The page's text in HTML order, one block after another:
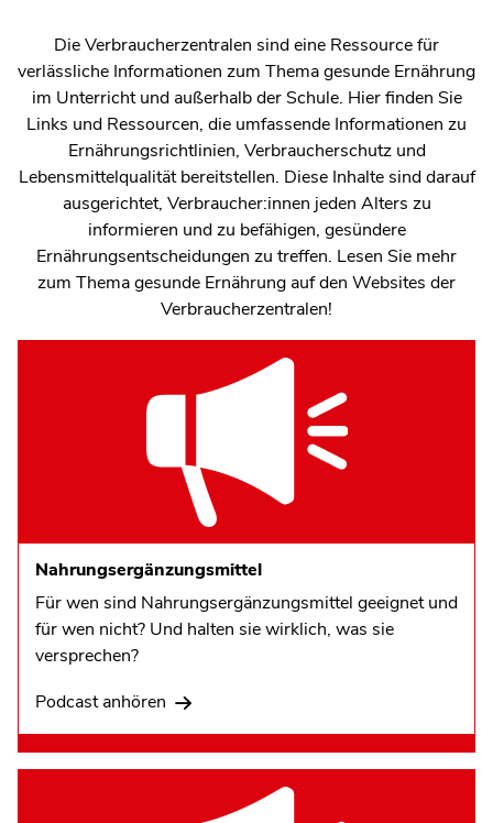
Die Verbraucherzentralen sind eine Ressource für
verlässliche Informationen zum Thema gesunde Ernährung
im Unterricht und außerhalb der Schule. Hier finden Sie
Links und Ressourcen, die umfassende Informationen zu
Ernährungsrichtlinien, Verbraucherschutz und
Lebensmittelqualität bereitstellen. Diese Inhalte sind darauf
ausgerichtet, Verbraucher:innen jeden Alters zu
informieren und zu befähigen, gesündere
Ernährungsentscheidungen zu treffen. Lesen Sie mehr
zum Thema gesunde Ernährung auf den Websites der
Verbraucherzentralen!
Nahrungsergänzungsmittel
Für wen sind Nahrungsergänzungsmittel geeignet und
für wen nicht? Und halten sie wirklich, was sie
versprechen?
Podcast anhören